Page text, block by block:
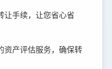
让手续，让您省心省
资产评估服务，确保转